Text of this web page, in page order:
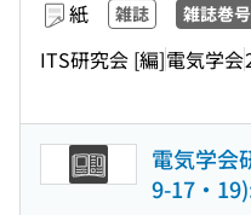
紙 雑誌 雑誌巻号
ITS研究会 [編]電気学会
電気学会
9-17・